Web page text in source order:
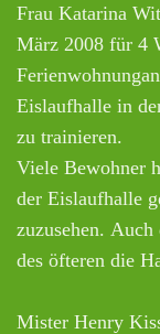
Frau Katarina
März 2008 für 4
Eislaufhalle in
zu trainieren.
Viele Bewohner
der Eislaufhalle
zuzusehen. Auch
des öfteren die
Mister Henry